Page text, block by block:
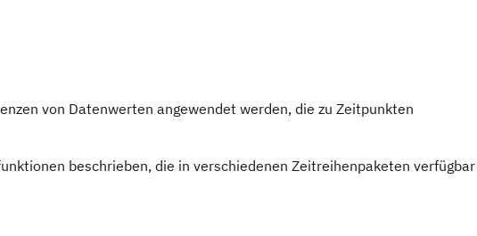
von Datenwerten angewendet werden, die zu Zeitpunkten
beschrieben, die in verschiedenen Zeitreihenpaketen verfügbar